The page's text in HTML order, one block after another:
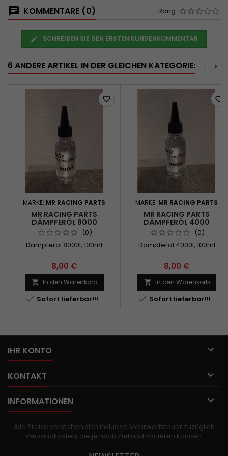
KOMMENTARE (0) Rang
SCHREIBEN SIE DEN ERSTEN KUNDENKOMMENTAR
6 ANDERE ARTIKEL IN DER GLEICHEN KATEGORIE: >
MARKE: MR RACING PARTS
MR RACING PARTS
DÄMPFERÖL 8000
(0)
Dämpferöl 8000l, 100ml
8,00 €
 In den Warenkorb
 Sofort lieferbar!!!
favorite_border
MARKE: MR RACING PARTS
MR RACING PARTS
DÄMPFERÖL 4000
(0)
Dämpferöl 4000l, 100ml
8,00 €
 In den Warenkorb
 Sofort lieferbar!!!
favorite_border
IHR KONTO 
KONTAKT 
INFORMATIONEN 
Alle Preise verstehen sich inklusive Mehrwertsteuer zuzüglich
Versandkosten, die je nach Zielland variieren können.